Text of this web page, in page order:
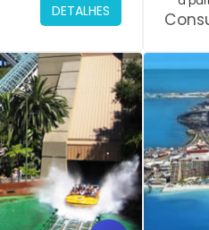
DETALHES